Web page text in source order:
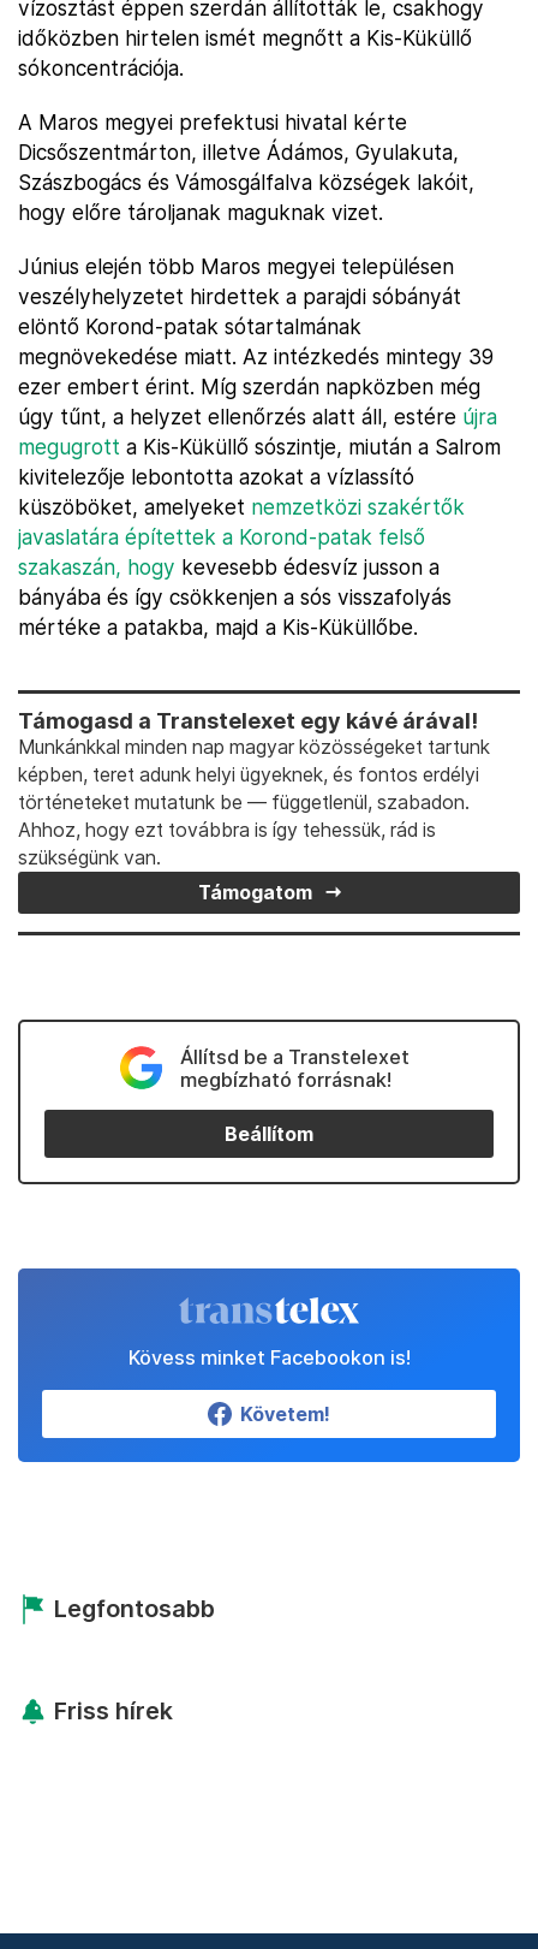
vízosztást éppen szerdán állították le, csakhogy
időközben hirtelen ismét megnőtt a Kis-Küküllő
sókoncentrációja.
A Maros megyei prefektusi hivatal kérte
Dicsőszentmárton, illetve Ádámos, Gyulakuta,
Szászbogács és Vámosgálfalva községek lakóit,
hogy előre tároljanak maguknak vizet.
Június elején több Maros megyei településen
veszélyhelyzetet hirdettek a parajdi sóbányát
elöntő Korond-patak sótartalmának
megnövekedése miatt. Az intézkedés mintegy 39
ezer embert érint. Míg szerdán napközben még
úgy tűnt, a helyzet ellenőrzés alatt áll, estére újra
megugrott a Kis-Küküllő sószintje, miután a Salrom
kivitelezője lebontotta azokat a vízlassító
küszöböket, amelyeket nemzetközi szakértők
javaslatára építettek a Korond-patak felső
szakaszán, hogy kevesebb édesvíz jusson a
bányába és így csökkenjen a sós visszafolyás
mértéke a patakba, majd a Kis-Küküllőbe.
Támogasd a Transtelexet egy kávé árával!
Munkánkkal minden nap magyar közösségeket tartunk
képben, teret adunk helyi ügyeknek, és fontos erdélyi
történeteket mutatunk be — függetlenül, szabadon.
Ahhoz, hogy ezt továbbra is így tehessük, rád is
szükségünk van.
Támogatom
Állítsd be a Transtelexet
megbízható forrásnak!
Beállítom
Kövess minket Facebookon is!
Követem!
Legfontosabb
Friss hírek